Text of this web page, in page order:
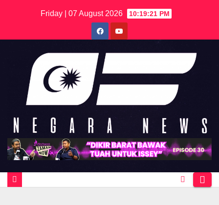
Friday | 07 August 2026 10:19:21 PM